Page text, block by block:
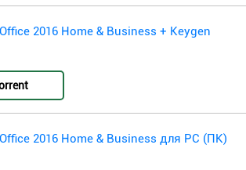
2016 Home & Business + Keygen
2016 Home & Business для PC (ПК)